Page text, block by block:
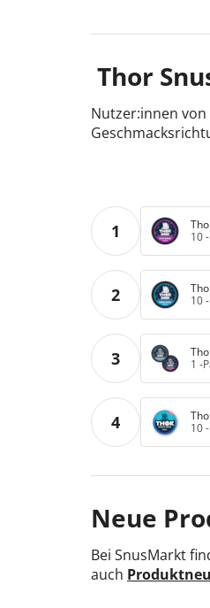
Thor
Nutzer:innen
1
2
3
1
4
Neue
Bei SnusMarkt
auch